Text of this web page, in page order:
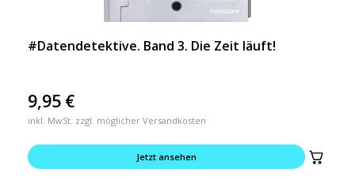
#Datendetektive. Band 3. Die Zeit läuft!
9,95 €
inkl. MwSt. zzgl. möglicher Versandkosten
Jetzt ansehen